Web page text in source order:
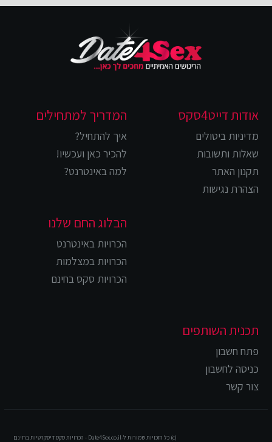
אודות דייט4סקס
מדיניות ביטולים
שאלות ותשובות
תקנון האתר
הצהרת נגישות
המדריך למתחילים
איך להתחיל?
להכיר כאן ועכשיו!
למה באינטרנט?
הבלוג החם שלנו
הכרויות באינטרנט
הכרויות במצלמות
הכרויות סקס בחינם
תכנית השותפים
פתח חשבון
כניסה לחשבון
צור קשר
(c) כל הזכויות שמורות ל-Date4Sex.co.il - הכרויות סקס דיסקרטיות בחינם